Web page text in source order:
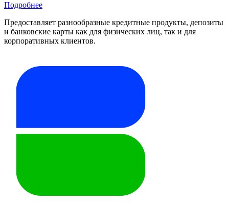
Подробнее
Предоставляет разнообразные кредитные продукты, депозиты
и банковские карты как для физических лиц, так и для
корпоративных клиентов.